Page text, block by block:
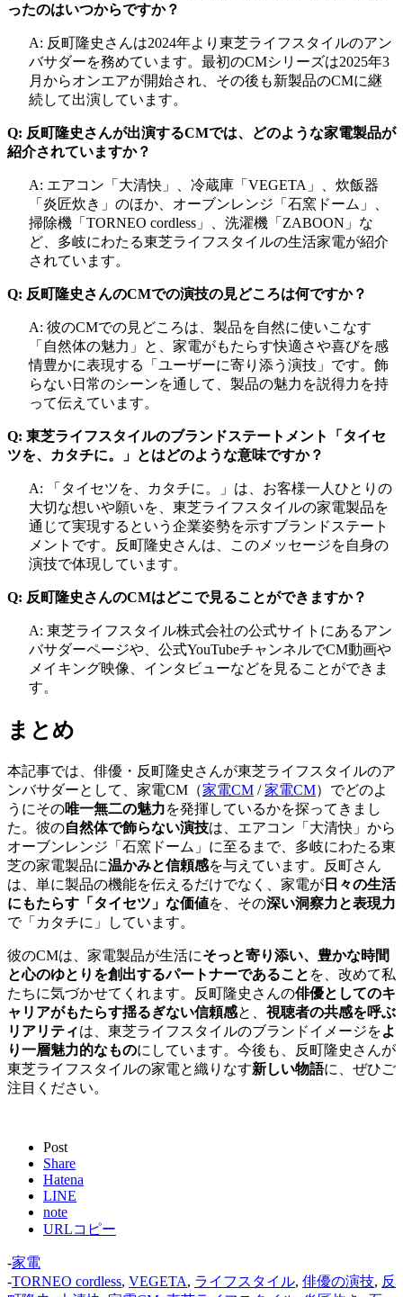
ったのはいつからですか？
A: 反町隆史さんは2024年より東芝ライフスタイルのアン
バサダーを務めています。最初のCMシリーズは2025年3
月からオンエアが開始され、その後も新製品のCMに継
続して出演しています。
Q: 反町隆史さんが出演するCMでは、どのような家電製品が
紹介されていますか？
A: エアコン「大清快」、冷蔵庫「VEGETA」、炊飯器
「炎匠炊き」のほか、オーブンレンジ「石窯ドーム」、
掃除機「TORNEO cordless」、洗濯機「ZABOON」な
ど、多岐にわたる東芝ライフスタイルの生活家電が紹介
されています。
Q: 反町隆史さんのCMでの演技の見どころは何ですか？
A: 彼のCMでの見どころは、製品を自然に使いこなす
「自然体の魅力」と、家電がもたらす快適さや喜びを感
情豊かに表現する「ユーザーに寄り添う演技」です。飾
らない日常のシーンを通して、製品の魅力を説得力を持
って伝えています。
Q: 東芝ライフスタイルのブランドステートメント「タイセ
ツを、カタチに。」とはどのような意味ですか？
A: 「タイセツを、カタチに。」は、お客様一人ひとりの
大切な想いや願いを、東芝ライフスタイルの家電製品を
通じて実現するという企業姿勢を示すブランドステート
メントです。反町隆史さんは、このメッセージを自身の
演技で体現しています。
Q: 反町隆史さんのCMはどこで見ることができますか？
A: 東芝ライフスタイル株式会社の公式サイトにあるアン
バサダーページや、公式YouTubeチャンネルでCM動画や
メイキング映像、インタビューなどを見ることができま
す。
まとめ
本記事では、俳優・反町隆史さんが東芝ライフスタイルのア
ンバサダーとして、 家電CM（家電CM /家電CM） でどのよ
うにその唯一無二の魅力を発揮しているかを探ってきまし
た。彼の自然体で飾らない演技は、エアコン「大清快」から
オーブンレンジ「石窯ドーム」に至るまで、多岐にわたる東
芝の家電製品に温かみと信頼感を与えています。反町さん
は、単に製品の機能を伝えるだけでなく、家電が 日々の生活
にもたらす「タイセツ」な価値を、その深い洞察力と表現力
で「カタチに」しています。
彼のCMは、家電製品が生活にそっと寄り添い、豊かな時間
と心のゆとりを創出するパートナーであること を、改めて私
たちに気づかせてくれます。反町隆史さんの俳優としてのキ
ャリアがもたらす揺るぎない信頼感と、 視聴者の共感を呼ぶ
リアリティは、東芝ライフスタイルのブランドイメージをよ
り一層魅力的なものにしています。今後も、反町隆史さんが
東芝ライフスタイルの家電と織りなす新しい物語に、ぜひご
注目ください。
Post
Share
Hatena
LINE
note
URLコピー
-家電
-TORNEO cordless, VEGETA, ライフスタイル, 俳優の演技, 反